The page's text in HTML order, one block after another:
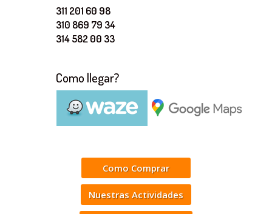
311 201 60 98
310 869 79 34
314 582 00 33
Como llegar?
Como Comprar
Nuestras Actividades